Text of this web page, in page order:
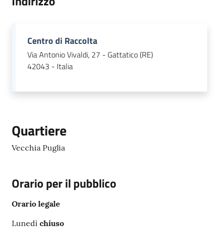
Centro di Raccolta
Via Antonio Vivaldi, 27 - Gattatico (RE)
42043 - Italia
Quartiere
Vecchia Puglia
Orario per il pubblico
Orario legale
Lunedì chiuso